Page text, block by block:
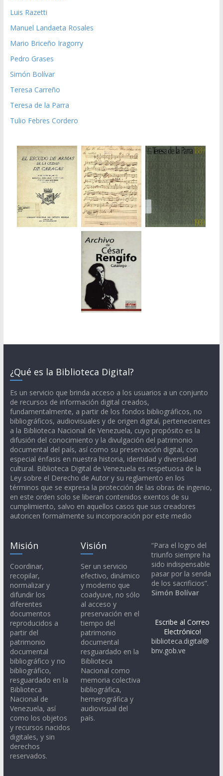
Luis Razetti
Manuel Landaeta Rosales
Mario Briceño Iragorry
Pedro Grases
Simón Bolívar
Teresa Carreño
Teresa de la Parra
Tulio Febres Cordero
¿Qué es la Biblioteca Digital?
Es un servicio que brinda acceso a los usuarios a un conjunto
de recursos de información digital creados,
fundamentalmente, a partir de los fondos bibliográficos, no
bibliográficos, audiovisuales y de origen digital, pertenecientes
a la Biblioteca Nacional de Venezuela, cuyo propósito es la
difusión del conocimiento y la divulgación del patrimonio
documental del país, así como su preservación digital, con
especial énfasis en nuestra historia, identidad y diversidad
cultural. Biblioteca Digital de Venezuela es respetuosa de la
Ley sobre el Derecho de Autor y su reglamento en los
términos que se expresa la protección de las obras de ingenio,
en este orden solo se liberan contenidos exentos de su
cumplimiento, salvo en aquellos casos que sus creadores
autoricen formalmente su incorporación por este medio
Misión
Coordinar,
recopilar,
normalizar y
difundir los
diferentes
documentos
reproducidos a
partir del
patrimonio
documental
bibliográfico y no
bibliográfico,
resguardado en la
Biblioteca
Nacional de
Venezuela, así
como los objetos
y recursos nacidos
digitales, y sin
derechos
reservados.
Visión
Ser un servicio
efectivo, dinámico
y moderno que
coadyuve, no sólo
al acceso y
preservación en el
tiempo del
patrimonio
documental
resguardado en la
Biblioteca
Nacional como
memoria colectiva
bibliográfica,
hemerográfica y
audiovisual del
país.
“Para el logro del
triunfo siempre ha
sido indispensable
pasar por la senda
de los sacrificios”.
Simón Bolívar
Escribe al Correo
Electrónico!
biblioteca.digital@
bnv.gob.ve